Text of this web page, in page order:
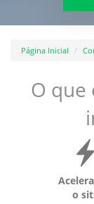
Página Inicial
O que
o